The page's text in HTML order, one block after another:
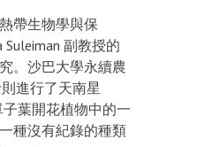
帶生物學與保
副教授的
。沙巴大學永續農
進行了天南星
葉開花植物中的一
種沒有紀錄的種類